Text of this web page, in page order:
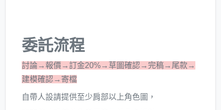
委託流程
討論→報價→訂金20%→草圖確認→完稿→尾款→
建模確認→寄檔
自帶人設請提供至少肩部以上角色圖，